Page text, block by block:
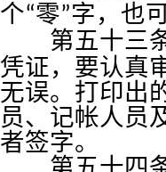
个“零”字，也
第五十三
凭证，要认真
无误。打印出
员、记帐人员
者签字。